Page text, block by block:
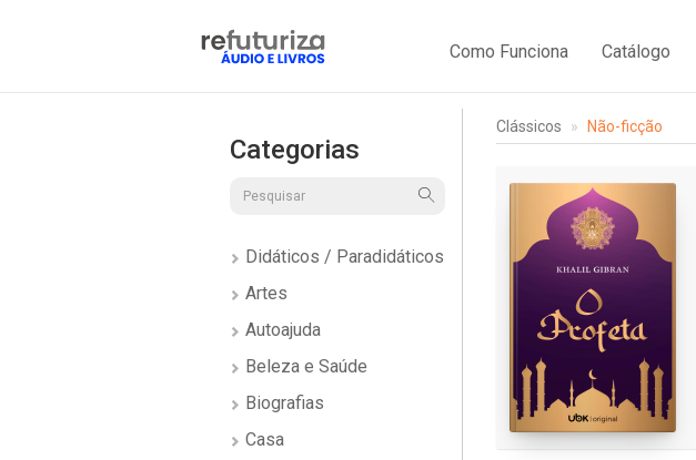
Como Funciona Catálogo
Categorias
Didáticos / Paradidáticos
Artes
Autoajuda
Beleza e Saúde
Biografias
Casa
Clássicos Não-ficção